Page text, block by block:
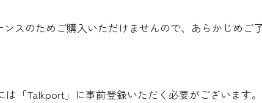
スのためご購入いただけませんので、あらかじめご
「Talkport」に事前登録いただく必要がございます。